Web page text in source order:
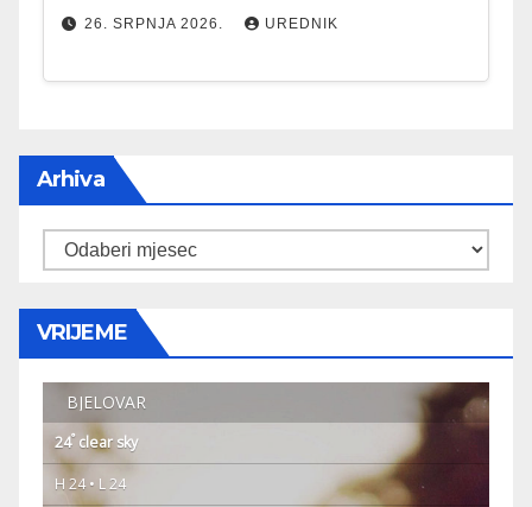
26. SRPNJA 2026. UREDNIK
Arhiva
Arhiva
VRIJEME
BJELOVAR
24° clear sky
H 24 • L 24